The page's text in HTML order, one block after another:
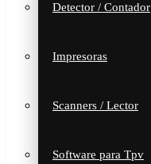
Detector / Contador
Impresoras
Scanners / Lector
Software para Tpv